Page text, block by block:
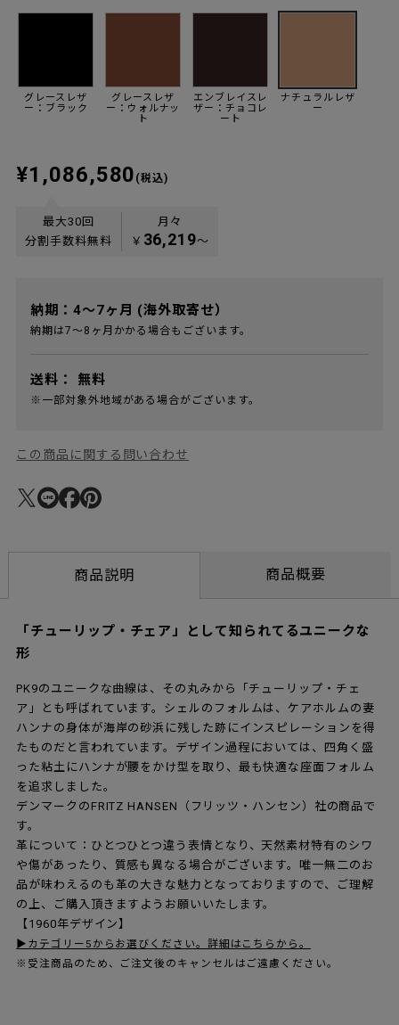
グレースレザ
ー：ブラック
グレースレザ
ー：ウォルナッ
ト
エンブレイスレ
ザー：チョコレ
ート
ナチュラルレザ
ー
¥1,086,580 (税込)
最大30回
分割手数料無料
月々
￥ 36,219〜
納期：4～7ヶ月 (海外取寄せ）
納期は7～8ヶ月かかる場合もございます。
送料： 無料
※一部対象外地域がある場合がございます。
この商品に関する問い合わせ
商品説明 商品概要
「チューリップ・チェア」として知られてるユニークな
形
PK9のユニークな曲線は、その丸みから「チューリップ・チェ
ア」とも呼ばれています。シェルのフォルムは、ケアホルムの妻
ハンナの身体が海岸の砂浜に残した跡にインスピレーションを得
たものだと言われています。デザイン過程においては、四角く盛
った粘土にハンナが腰をかけ型を取り、最も快適な座面フォルム
を追求しました。
デンマークのFRITZ HANSEN（フリッツ・ハンセン）社の商品で
す。
革について：ひとつひとつ違う表情となり、天然素材特有のシワ
や傷があったり、質感も異なる場合がございます。唯一無二のお
品が味わえるのも革の大きな魅力となっておりますので、ご理解
の上、ご購入頂きますようお願いいたします。
【1960年デザイン】
▶カテゴリー5からお選びください。詳細はこちらから。
※受注商品のため、ご注文後のキャンセルはご遠慮ください。